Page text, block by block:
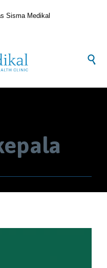
Sisma Medikal
